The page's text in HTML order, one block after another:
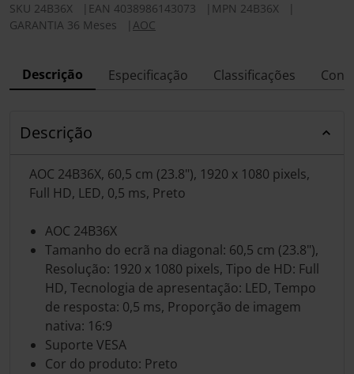
SKU 24B36X EAN 4038986143073 MPN 24B36X
GARANTIA 36 Meses
AOC
Descrição Especificação Classificações
Descrição
AOC 24B36X, 60,5 cm (23.8"), 1920 x 1080 pixels,
Full HD, LED, 0,5 ms, Preto
AOC 24B36X
Tamanho do ecrã na diagonal: 60,5 cm (23.8"),
Resolução: 1920 x 1080 pixels, Tipo de HD: Full
HD, Tecnologia de apresentação: LED, Tempo
de resposta: 0,5 ms, Proporção de imagem
nativa: 16:9
Suporte VESA
Cor do produto: Preto